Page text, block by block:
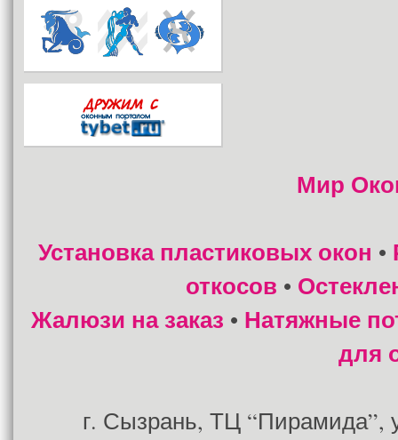
Мир
Установка пластиковых окон •
откосов •
Жалюзи на заказ • Натяжные
для
г. Сызрань, ТЦ “Пирамида”,